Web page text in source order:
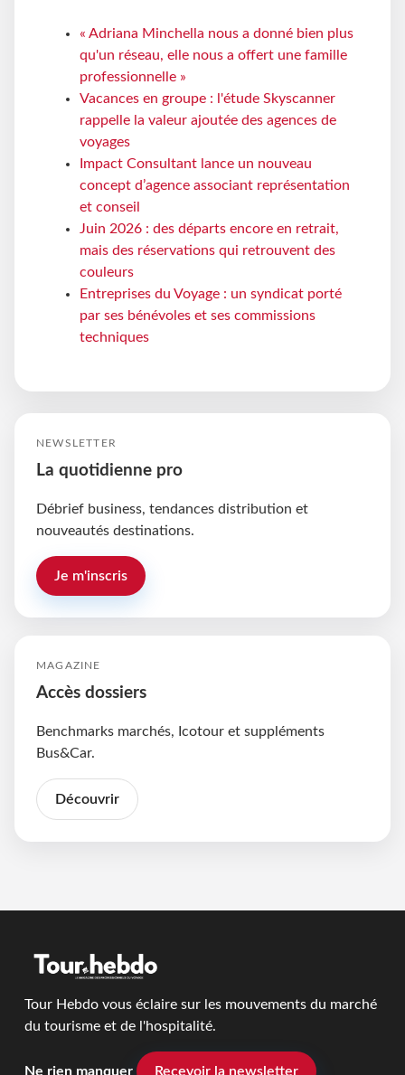
« Adriana Minchella nous a donné bien plus
qu'un réseau, elle nous a offert une famille
professionnelle »
Vacances en groupe : l'étude Skyscanner
rappelle la valeur ajoutée des agences de
voyages
Impact Consultant lance un nouveau
concept d’agence associant représentation
et conseil
Juin 2026 : des départs encore en retrait,
mais des réservations qui retrouvent des
couleurs
Entreprises du Voyage : un syndicat porté
par ses bénévoles et ses commissions
techniques
NEWSLETTER
La quotidienne pro
Débrief business, tendances distribution et
nouveautés destinations.
Je m'inscris
MAGAZINE
Accès dossiers
Benchmarks marchés, Icotour et suppléments
Bus&Car.
Découvrir
Tour Hebdo vous éclaire sur les mouvements du marché
du tourisme et de l'hospitalité.
Ne rien manquer Recevoir la newsletter